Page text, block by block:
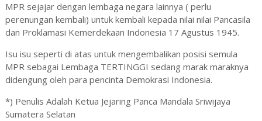
MPR sejajar dengan lembaga negara lainnya ( perlu
perenungan kembali) untuk kembali kepada nilai nilai Pancasila
dan Proklamasi Kemerdekaan Indonesia 17 Agustus 1945.
Isu isu seperti di atas untuk mengembalikan posisi semula
MPR sebagai Lembaga TERTINGGI sedang marak maraknya
didengung oleh para pencinta Demokrasi Indonesia.
*) Penulis Adalah Ketua Jejaring Panca Mandala Sriwijaya
Sumatera Selatan